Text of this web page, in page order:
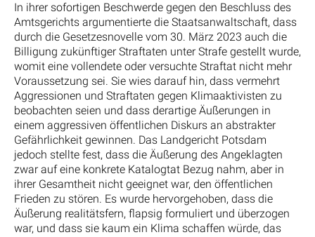
In ihrer sofortigen Beschwerde gegen den Beschluss des
Amtsgerichts argumentierte die Staatsanwaltschaft, dass
durch die Gesetzesnovelle vom 30. März 2023 auch die
Billigung zukünftiger Straftaten unter Strafe gestellt wurde,
womit eine vollendete oder versuchte Straftat nicht mehr
Voraussetzung sei. Sie wies darauf hin, dass vermehrt
Aggressionen und Straftaten gegen Klimaaktivisten zu
beobachten seien und dass derartige Äußerungen in
einem aggressiven öffentlichen Diskurs an abstrakter
Gefährlichkeit gewinnen. Das Landgericht Potsdam
jedoch stellte fest, dass die Äußerung des Angeklagten
zwar auf eine konkrete Katalogtat Bezug nahm, aber in
ihrer Gesamtheit nicht geeignet war, den öffentlichen
Frieden zu stören. Es wurde hervorgehoben, dass die
Äußerung realitätsfern, flapsig formuliert und überzogen
war, und dass sie kaum ein Klima schaffen würde, das